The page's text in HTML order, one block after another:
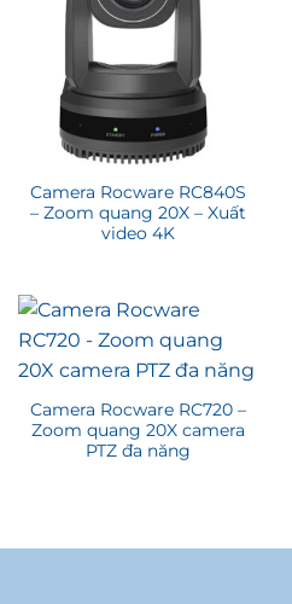
Camera Rocware RC840S
– Zoom quang 20X – Xuất
video 4K
Camera Rocware RC720 –
Zoom quang 20X camera
PTZ đa năng